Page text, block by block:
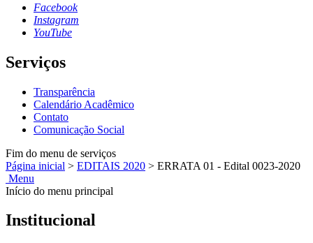
Facebook
Instagram
YouTube
Serviços
Transparência
Calendário Acadêmico
Contato
Comunicação Social
Fim do menu de serviços
Página inicial > EDITAIS 2020 > ERRATA 01 - Edital 0023-2020
Menu
Início do menu principal
Institucional